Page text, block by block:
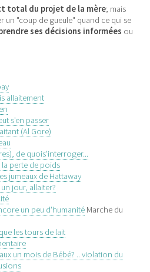
total du projet de la mère; mais
un "coup de gueule" quand ce qui se
ses décisions informées ou
allaitement
s'en passer
(Al Gore)
de quois'interroger...
la perte de poids
jumeaux de Hattaway
jour, allaiter?
un peu d'humanité Marche du
les tours de lait
un mois de Bébé? .. violation du